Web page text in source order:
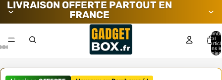
LIVRAISON OFFERTE PARTOUT EN
FRANCE
total
dans le